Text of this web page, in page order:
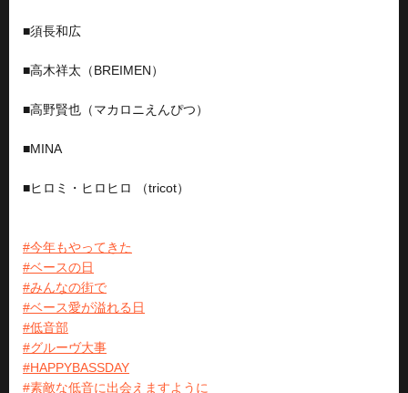
■須長和広
■高木祥太（BREIMEN）
■高野賢也（マカロニえんぴつ）
■MINA
■ヒロミ・ヒロヒロ （tricot）
#今年もやってきた
#ベースの日
#みんなの街で
#ベース愛が溢れる日
#低音部
#グルーヴ大事
#HAPPYBASSDAY
#素敵な低音に出会えますように